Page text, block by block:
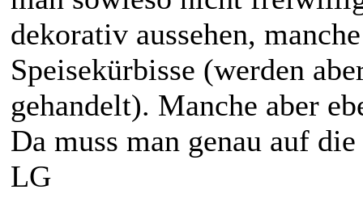
dekorativ aussehen,
Speisekürbisse (werden
gehandelt). Manche aber
Da muss man genau auf
LG